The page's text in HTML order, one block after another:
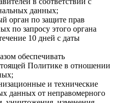
данных;
орган по защите прав
по запросу этого органа
10 дней с даты
обеспечивать
Политике в отношении
и технические
данных от неправомерного